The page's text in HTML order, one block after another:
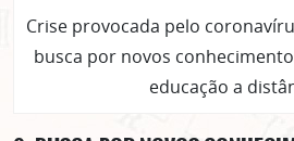
Crise provocada pelo
busca por novos
educação a